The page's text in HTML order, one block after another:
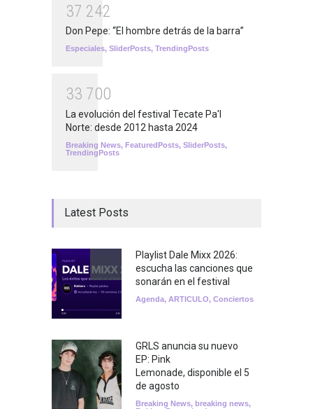
37 242
Don Pepe: “El hombre detrás de la barra”
Especiales, SliderPosts, TrendingPosts
33 700
La evolución del festival Tecate Pa'l
Norte: desde 2012 hasta 2024
Breaking News, FeaturedPosts, SliderPosts,
TrendingPosts
Latest Posts
Playlist Dale Mixx 2026:
escucha las canciones que
sonarán en el festival
Agenda, ARTICULO, Conciertos
GRLS anuncia su nuevo
EP: Pink
Lemonade, disponible el 5
de agosto
Breaking News, breaking news,